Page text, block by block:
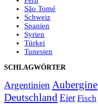
São Tomé
Schweiz
Spanien
Syrien
Türkei
Tunesien
SCHLAGWÖRTER
ArgentinienAubergine
DeutschlandEier Fisch